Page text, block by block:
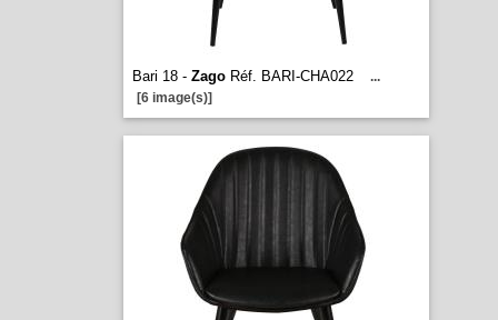
Bari 18 - ZagoRéf. BARI-CHA022
...
[6 image(s)]